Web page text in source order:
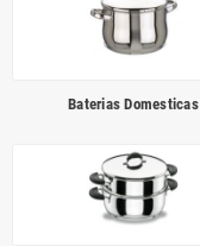
Baterias Domesticas